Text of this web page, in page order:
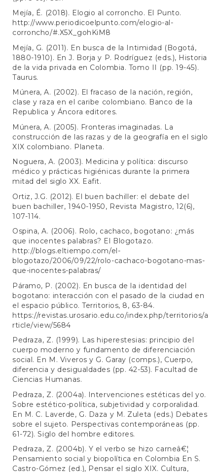
Mejía, É. (2018). Elogio al corroncho. El Punto.
http://www.periodicoelpunto.com/elogio-al-
corroncho/#.X5X_gohKiM8
Mejía, G. (2011). En busca de la Intimidad (Bogotá,
1880-1910). En J. Borja y P. Rodríguez (eds.), Historia
de la vida privada en Colombia. Tomo II (pp. 19-45).
Taurus.
Múnera, A. (2002). El fracaso de la nación, región,
clase y raza en el caribe colombiano. Banco de la
Republica y Áncora editores.
Múnera, A. (2005). Fronteras imaginadas. La
construcción de las razas y de la geografía en el siglo
XIX colombiano. Planeta.
Noguera, A. (2003). Medicina y política: discurso
médico y prácticas higiénicas durante la primera
mitad del siglo XX. Eafit.
Ortiz, J.G. (2012). El buen bachiller: el debate del
buen bachiller, 1940-1950, Revista Magistro, 12(6),
107-114.
Ospina, A. (2006). Rolo, cachaco, bogotano: ¿más
que inocentes palabras? El Blogotazo.
http://blogs.eltiempo.com/el-
blogotazo/2006/09/22/rolo-cachaco-bogotano-mas-
que-inocentes-palabras/
Páramo, P. (2002). En busca de la identidad del
bogotano: interacción con el pasado de la ciudad en
el espacio público. Territorios, 8, 63-84.
https://revistas.urosario.edu.co/index.php/territorios/a
rticle/view/5684
Pedraza, Z. (1999). Las hiperestesias: principio del
cuerpo moderno y fundamento de diferenciación
social. En M. Viveros y G. Garay (comps.), Cuerpo,
diferencia y desigualdades (pp. 42-53). Facultad de
Ciencias Humanas.
Pedraza, Z. (2004a). Intervenciones estéticas del yo.
Sobre estético-política, subjetividad y corporalidad.
En M. C. Laverde, G. Daza y M. Zuleta (eds.) Debates
sobre el sujeto. Perspectivas contemporáneas (pp.
61-72). Siglo del hombre editores.
Pedraza, Z. (2004b). Y el verbo se hizo carneâ€¦
Pensamiento social y biopolítica en Colombia En S.
Castro-Gómez (ed.), Pensar el siglo XIX. Cultura,